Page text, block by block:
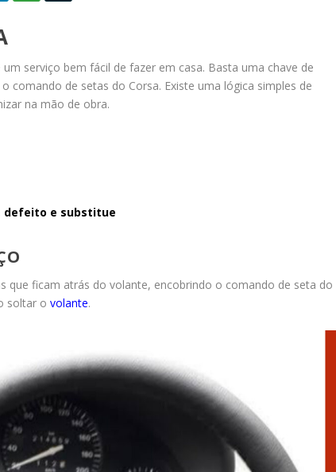
serviço bem fácil de fazer em casa. Basta uma chave de
comando de setas do Corsa. Existe uma lógica simples de
na mão de obra.
defeito e substitue
que ficam atrás do volante, encobrindo o comando de seta do
soltar o volante.